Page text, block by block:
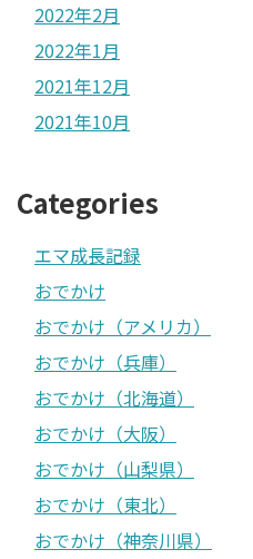
2022年2月
2022年1月
2021年12月
2021年10月
Categories
エマ成長記録
おでかけ
おでかけ（アメリカ）
おでかけ（兵庫）
おでかけ（北海道）
おでかけ（大阪）
おでかけ（山梨県）
おでかけ（東北）
おでかけ（神奈川県）